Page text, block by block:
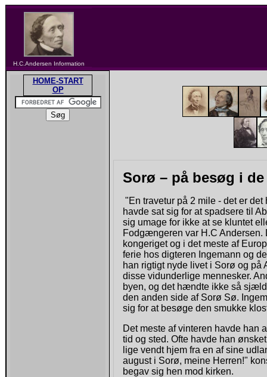
H.C.Andersen Information
HOME-START
OP
Sorø – på besøg i
"En travetur på 2 mile - det er
havde sat sig for at spadsere til
sig umage for ikke at se kluntet
Fodgængeren var H.C Andersen.
kongeriget og i det meste af
ferie hos digteren Ingemann og
han rigtigt nyde livet i Sorø og
disse vidunderlige mennesker.
byen, og det hændte ikke så
den anden side af Sorø Sø.
sig for at besøge den smukke
Det meste af vinteren havde han
tid og sted. Ofte havde han
lige vendt hjem fra en af sine
august i Sorø, meine Herren!"
begav sig hen mod kirken.